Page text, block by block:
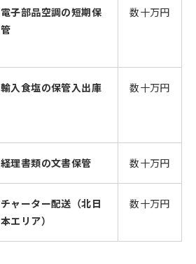
電子部品空調の短期保
管
数十万円
輸入食塩の保管入出庫 数十万円
経理書類の文書保管 数十万円
チャーター配送（北日
本エリア）
数十万円